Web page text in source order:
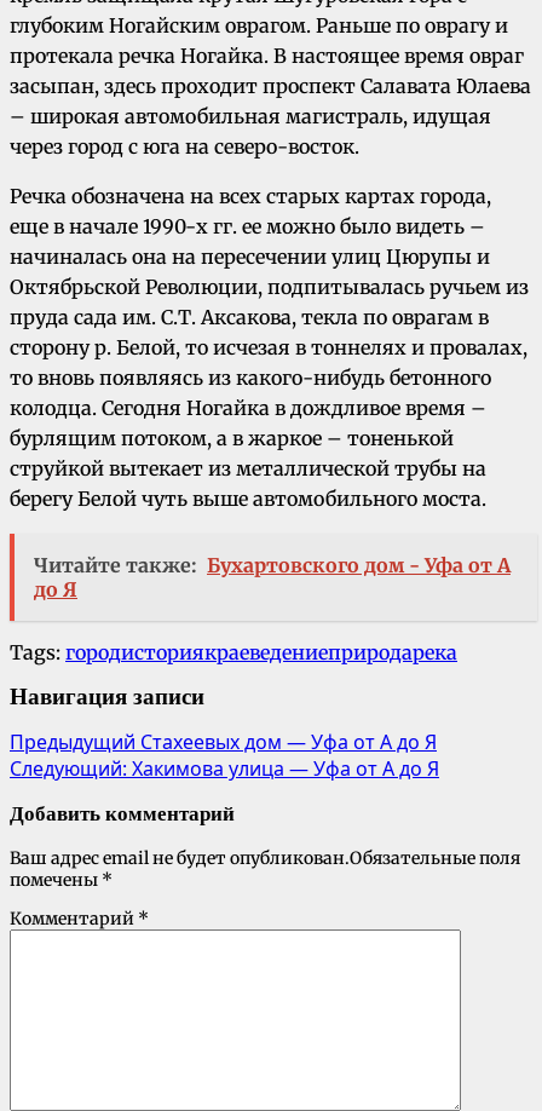
глубоким Ногайским оврагом. Раньше по оврагу и
протекала речка Ногайка. В настоящее время овраг
засыпан, здесь проходит проспект Салавата Юлаева
– широкая автомобильная магистраль, идущая
через город с юга на северо-восток.
Речка обозначена на всех старых картах города,
еще в начале 1990-х гг. ее можно было видеть –
начиналась она на пересечении улиц Цюрупы и
Октябрьской Революции, подпитывалась ручьем из
пруда сада им. С.Т. Аксакова, текла по оврагам в
сторону р. Белой, то исчезая в тоннелях и провалах,
то вновь появляясь из какого-нибудь бетонного
колодца. Сегодня Ногайка в дождливое время –
бурлящим потоком, а в жаркое – тоненькой
струйкой вытекает из металлической трубы на
берегу Белой чуть выше автомобильного моста.
Читайте также: Бухартовского дом - Уфа от А
до Я
Tags: городисториякраеведениеприродарека
Навигация записи
Предыдущий Стахеевых дом — Уфа от А до Я
Следующий: Хакимова улица — Уфа от А до Я
Добавить комментарий
Ваш адрес email не будет опубликован.Обязательные поля
помечены *
Комментарий *